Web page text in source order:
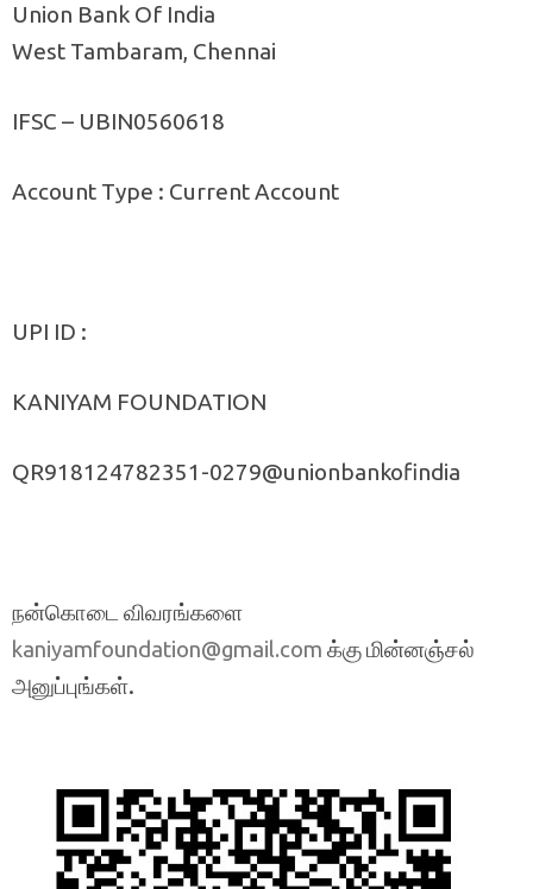
Union Bank Of India
West Tambaram, Chennai
IFSC – UBIN0560618
Account Type : Current Account
UPI ID :
KANIYAM FOUNDATION
QR918124782351-0279@unionbankofindia
நன்கொடை விவரங்களை
kaniyamfoundation@gmail.com க்கு மின்னஞ்சல்
அனுப்புங்கள்.